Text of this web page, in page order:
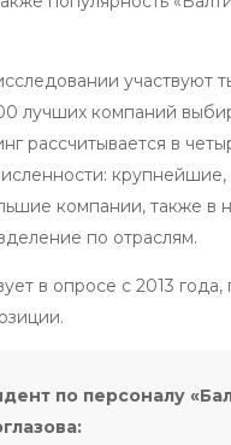
участвуют
лучших компаний
рассчитывается в
компании, также в
по отраслям.
в опросе с 2013 года,
по персоналу